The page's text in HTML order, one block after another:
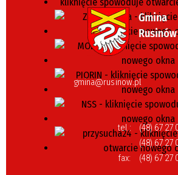
gmina@rusinow.pl
tel.:
(48) 67 27
(48) 67 27
fax:
(48) 67 27